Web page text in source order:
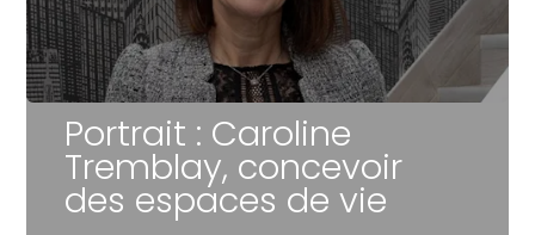
Portrait : Caroline
Tremblay, concevoir
des espaces de vie